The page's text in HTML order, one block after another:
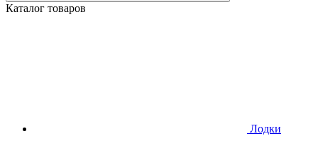
Каталог товаров
Лодки